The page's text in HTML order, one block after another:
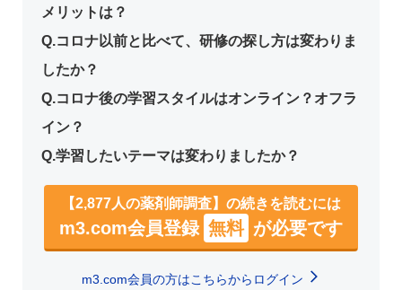
メリットは？
Q.コロナ以前と比べて、研修の探し方は変わりま
したか？
Q.コロナ後の学習スタイルはオンライン？オフラ
イン？
Q.学習したいテーマは変わりましたか？
【2,877人の薬剤師調査】の続きを読むには
m3.com会員登録 無料 が必要です
m3.com会員の方はこちらからログイン